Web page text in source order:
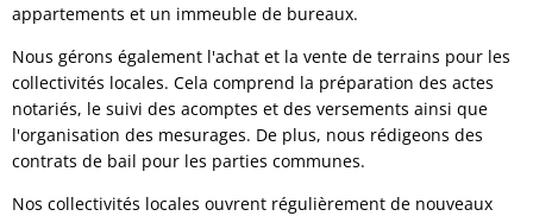
appartements et un immeuble de bureaux.
Nous gérons également l'achat et la vente de terrains pour les
collectivités locales. Cela comprend la préparation des actes
notariés, le suivi des acomptes et des versements ainsi que
l'organisation des mesurages. De plus, nous rédigeons des
contrats de bail pour les parties communes.
Nos collectivités locales ouvrent régulièrement de nouveaux